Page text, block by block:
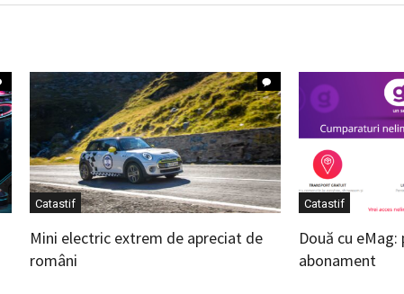
Catastif
Mini electric extrem de apreciat de
români
Catastif
Două cu
abonament